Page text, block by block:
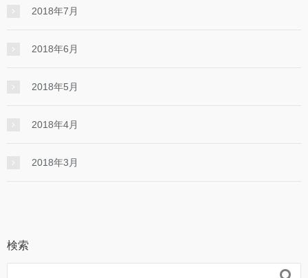
2018年7月
2018年6月
2018年5月
2018年4月
2018年3月
検索
